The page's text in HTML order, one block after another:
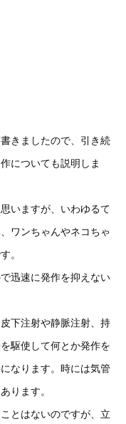
きましたので、引き続
についても説明しま
いますが、いわゆるて
ワンちゃんやネコちゃ
。
迅速に発作を抑えない
下注射や静脈注射、持
駆使して何とか発作を
なります。時には気管
ります。
とはないのですが、立